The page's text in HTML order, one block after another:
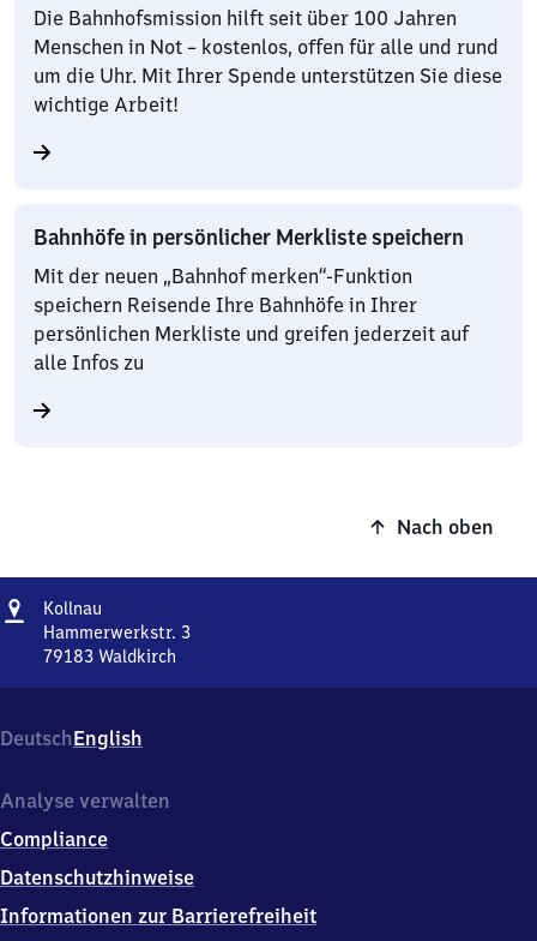
Die Bahnhofsmission hilft seit über 100 Jahren
Menschen in Not – kostenlos, offen für alle und rund
um die Uhr. Mit Ihrer Spende unterstützen Sie diese
wichtige Arbeit!
Bahnhöfe in persönlicher Merkliste speichern
Mit der neuen „Bahnhof merken“-Funktion
speichern Reisende Ihre Bahnhöfe in Ihrer
persönlichen Merkliste und greifen jederzeit auf
alle Infos zu
Nach oben
Adresse
Kollnau
Hammerwerkstr. 3
79183 Waldkirch
3,
7
1
3
Waldkirch
DeutschEnglish
Analyse verwalten
Compliance
Datenschutzhinweise
Informationen zur Barrierefreiheit